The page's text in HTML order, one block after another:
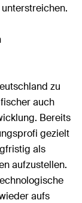
zu
auch
Bereits
gezielt
als
aufzustellen.
aufs